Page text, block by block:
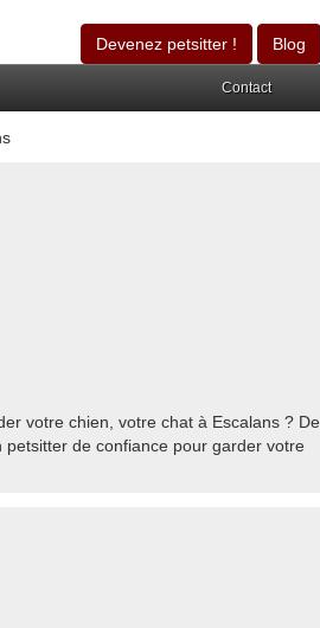
Devenez petsitter ! Blog
Contact
votre chien, votre chat à Escalans ? De
de confiance pour garder votre